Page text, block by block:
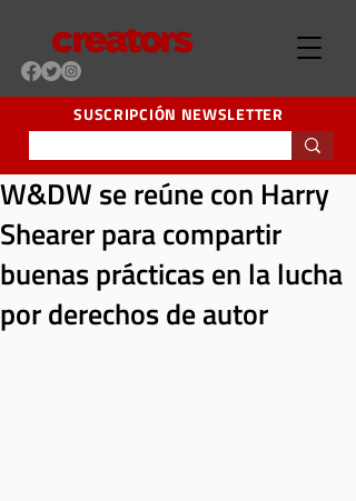
SUSCRIPCIÓN NEWSLETTER
W&DW se reúne con Harry
Shearer para compartir
buenas prácticas en la lucha
por derechos de autor